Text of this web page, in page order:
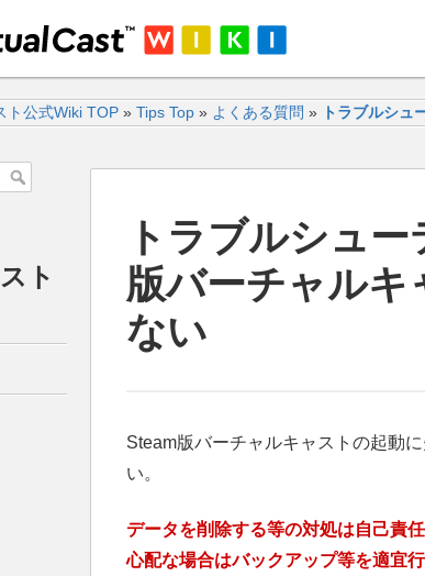
ト公式Wiki TOP» Tips Top» よくある質問 » トラブルシュ
ト
トラブルシュ
版バーチャルキ
ない
Steam版バーチャルキャストの起動
い。
データを削除する等の対処は自己責任
心配な場合はバックアップ等を適宜行